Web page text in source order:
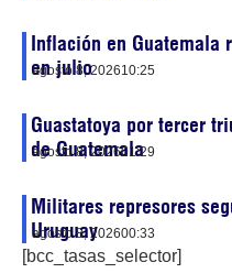
Inflación en Guatemala
en julio
agosto 8, 202610:25
Guastatoya por tercer
de Guatemala
agosto 8, 202601:29
Militares represores
Uruguay
agosto 8, 202600:33
[bcc_tasas_selector]